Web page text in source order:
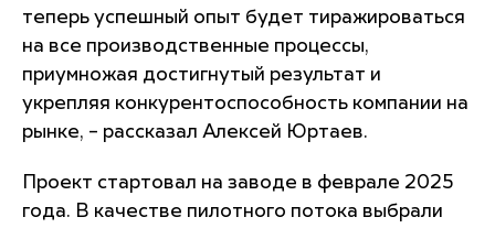
теперь успешный опыт будет тиражироваться
на все производственные процессы,
приумножая достигнутый результат и
укрепляя конкурентоспособность компании на
рынке, – рассказал Алексей Юртаев.
Проект стартовал на заводе в феврале 2025
года. В качестве пилотного потока выбрали